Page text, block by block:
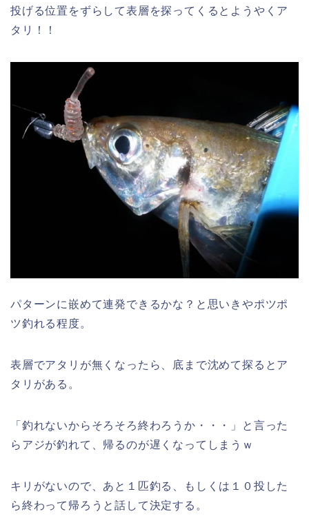
投げる位置をずらして表層を探ってくるとようやくア
タリ！！
パターンに嵌めて連発できるかな？と思いきやポツポ
ツ釣れる程度。
表層でアタリが無くなったら、底まで沈めて探るとア
タリがある。
「釣れないからそろそろ終わろうか・・・」と言った
らアジが釣れて、帰るのが遅くなってしまうｗ
キリがないので、あと１匹釣る、もしくは１０投した
ら終わって帰ろうと話して決定する。